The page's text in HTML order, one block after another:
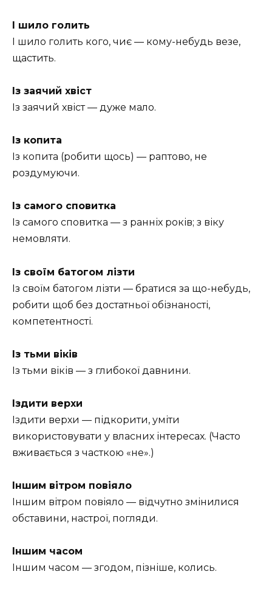
І шило голить
І шило голить кого, чиє — кому-небудь везе,
щастить.
Із заячий хвіст
Із заячий хвіст — дуже мало.
Із копита
Із копита (робити щось) — раптово, не
роздумуючи.
Із самого сповитка
Із самого сповитка — з ранніх років; з віку
немовляти.
Із своїм батогом лізти
Із своїм батогом лізти — братися за що-небудь,
робити щоб без достатньої обізнаності,
компетентності.
Із тьми віків
Із тьми віків — з глибокої давнини.
Іздити верхи
Іздити верхи — підкорити, уміти
використовувати у власних інтересах. (Часто
вживається з часткою «не».)
Іншим вітром повіяло
Іншим вітром повіяло — відчутно змінилися
обставини, настрої, погляди.
Іншим часом
Іншим часом — згодом, пізніше, колись.